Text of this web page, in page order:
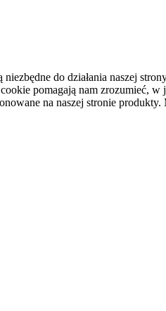
do działania naszej
pomagają nam zrozumieć,
na naszej stronie